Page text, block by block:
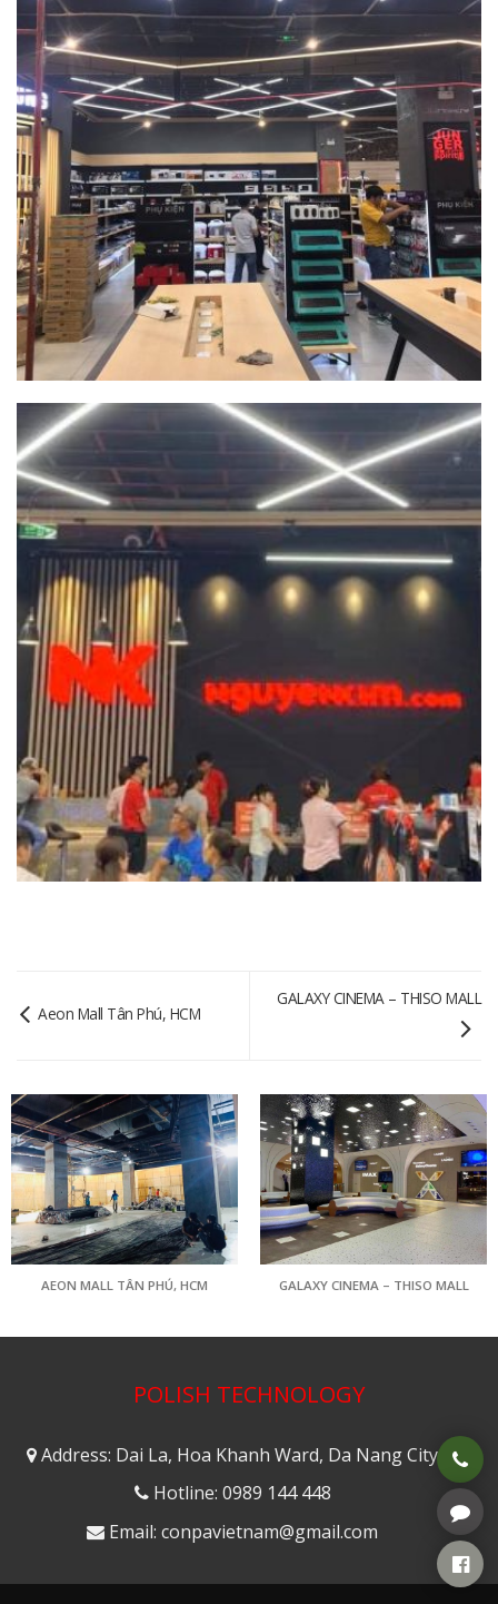
Aeon Mall Tân Phú, HCM
GALAXY CINEMA – THISO MALL
AEON MALL TÂN PHÚ, HCM GALAXY CINEMA – THISO MALL
POLISH TECHNOLOGY
Address: Dai La, Hoa Khanh Ward, Da Nang City
Hotline: 0989 144 448
Email: conpavietnam@gmail.com